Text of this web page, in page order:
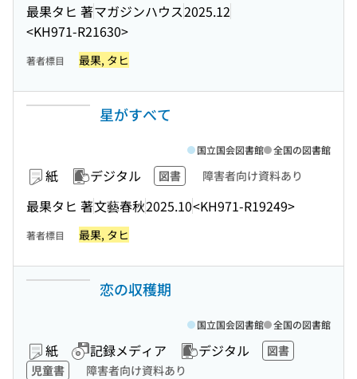
最果タヒ 著マガジンハウス2025.12
<KH971-R21630>
著者標目 最果, タヒ
星がすべて
紙 デジタル 図書 障害者向け資料あり
最果タヒ 著文藝春秋2025.10<KH971-R19249>
国立国会図書館 全国の図書館
著者標目 最果, タヒ
恋の収穫期
紙 記録メディア デジタル
図書
児童書
障害者向け資料あり
国立国会図書館 全国の図書館